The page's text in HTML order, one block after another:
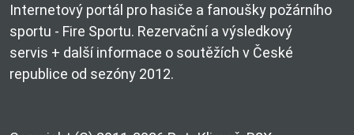
Internetový portál pro hasiče a fanoušky požárního
sportu - Fire Sportu. Rezervační a výsledkový
servis + další informace o soutěžích v České
republice od sezóny 2012.